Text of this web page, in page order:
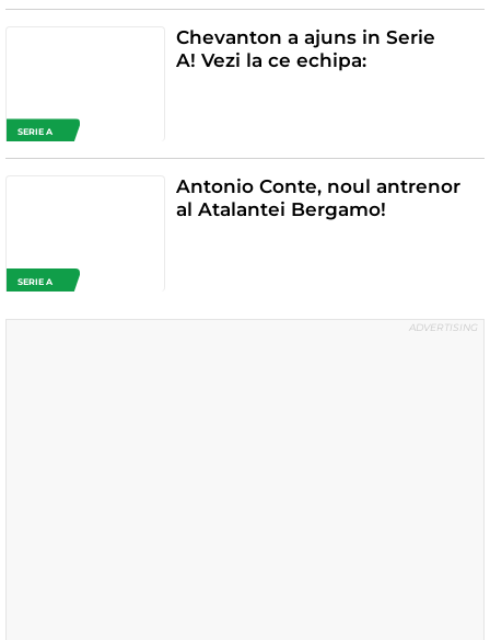
SERIE A
Chevanton a ajuns in Serie
A! Vezi la ce echipa:
SERIE A
Antonio Conte, noul antrenor
al Atalantei Bergamo!